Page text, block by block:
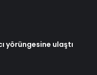
yörüngesine ulaştı